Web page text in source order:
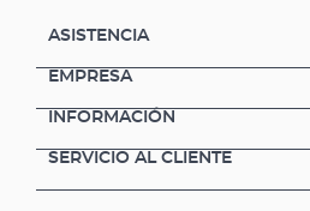
ASISTENCIA
EMPRESA
INFORMACIÓN
SERVICIO AL CLIENTE